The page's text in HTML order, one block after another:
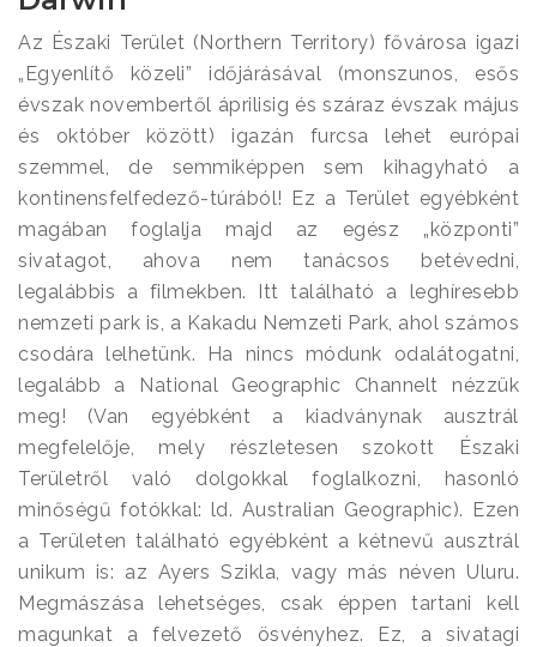
Az Északi Terület (Northern Territory) fővárosa igazi
„Egyenlítő közeli” időjárásával (monszunos, esős
évszak novembertől áprilisig és száraz évszak május
és október között) igazán furcsa lehet európai
szemmel, de semmiképpen sem kihagyható a
kontinensfelfedező-túrából! Ez a Terület egyébként
magában foglalja majd az egész „központi”
sivatagot, ahova nem tanácsos betévedni,
legalábbis a filmekben. Itt található a leghíresebb
nemzeti park is, a Kakadu Nemzeti Park, ahol számos
csodára lelhetünk. Ha nincs módunk odalátogatni,
legalább a National Geographic Channelt nézzük
meg! (Van egyébként a kiadványnak ausztrál
megfelelője, mely részletesen szokott Északi
Területről való dolgokkal foglalkozni, hasonló
minőségű fotókkal: ld. Australian Geographic). Ezen
a Területen található egyébként a kétnevű ausztrál
unikum is: az Ayers Szikla, vagy más néven Uluru.
Megmászása lehetséges, csak éppen tartani kell
magunkat a felvezető ösvényhez. Ez, a sivatagi